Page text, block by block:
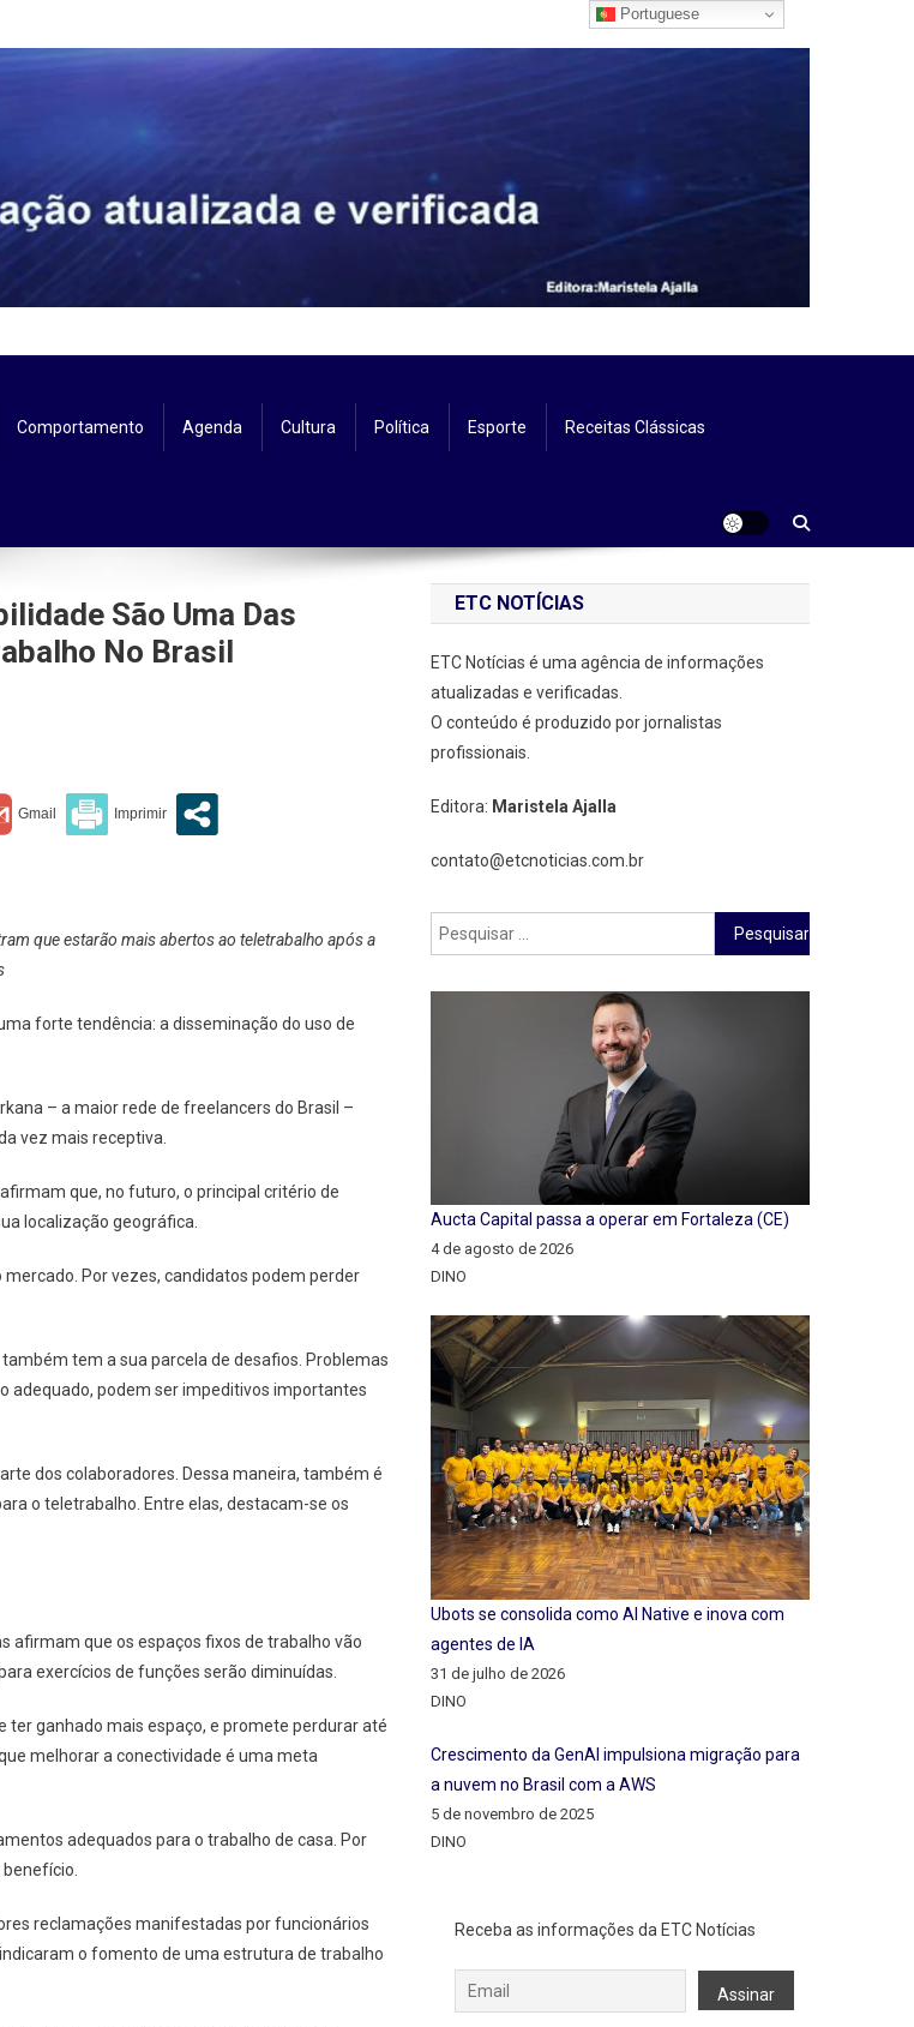
Comportamento Agenda Cultura Política Esporte Receitas Clássicas
São Uma Das
No Brasil
que estarão mais abertos ao teletrabalho após a
forte tendência: a disseminação do uso de
– a maior rede de freelancers do Brasil –
vez mais receptiva.
que, no futuro, o principal critério de
localização geográfica.
Por vezes, candidatos podem perder
tem a sua parcela de desafios. Problemas
adequado, podem ser impeditivos importantes
dos colaboradores. Dessa maneira, também é
o teletrabalho. Entre elas, destacam-se os
afirmam que os espaços fixos de trabalho vão
exercícios de funções serão diminuídas.
ganhado mais espaço, e promete perdurar até
melhorar a conectividade é uma meta
adequados para o trabalho de casa. Por
reclamações manifestadas por funcionários
o fomento de uma estrutura de trabalho
ETC NOTÍCIAS
ETC Notícias é uma agência de informações
atualizadas e verificadas.
O conteúdo é produzido por jornalistas
profissionais.
Editora: Maristela Ajalla
contato@etcnoticias.com.br
Pesquisar
por:
Aucta Capital passa a operar em Fortaleza (CE)
4 de agosto de 2026
DINO
Ubots se consolida como AI Native e inova com
agentes de IA
31 de julho de 2026
DINO
Crescimento da GenAI impulsiona migração para
a nuvem no Brasil com a AWS
5 de novembro de 2025
DINO
Receba as informações da ETC Notícias
Portuguese